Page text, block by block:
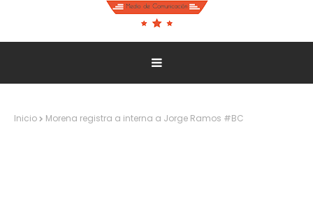
Inicio Morena registra a interna a Jorge Ramos #BC